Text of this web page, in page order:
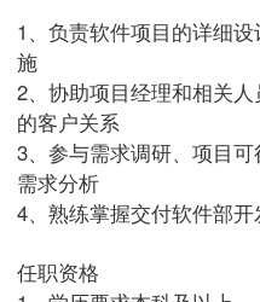
1、负责软件项目的详细
施
2、协助项目经理和相关
的客户关系
3、参与需求调研、项目
需求分析
4、熟练掌握交付软件部
任职资格